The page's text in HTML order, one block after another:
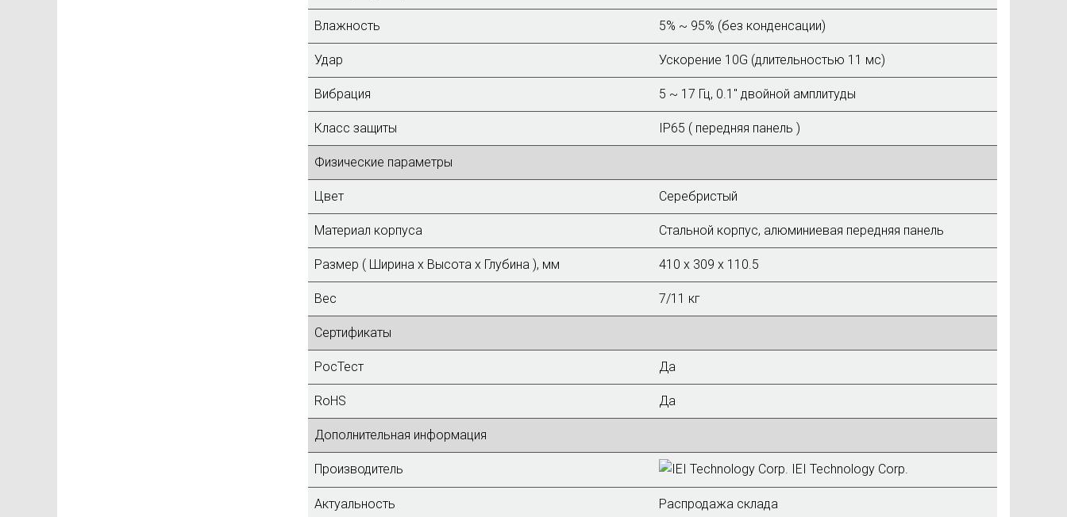
Влажность 5% ~ 95% (без конденсации)
Удар Ускорение 10G (длительностью 11 мс)
Вибрация 5 ~ 17 Гц, 0.1" двойной амплитуды
Класс защиты IP65 ( передняя панель )
Физические параметры
Цвет Серебристый
Материал корпуса Стальной корпус, алюминиевая передняя панель
Размер ( Ширина х Высота х Глубина ), мм 410 x 309 x 110.5
Вес 7/11 кг
Сертификаты
РосТест Да
RoHS Да
Дополнительная информация
Производитель IEI Technology Corp.
Актуальность Распродажа склада